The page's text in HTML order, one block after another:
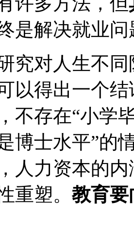
是解决就业
究对人生不
以得出一个
不存在“小学
博士水平”的
人力资本的
重塑。教育要